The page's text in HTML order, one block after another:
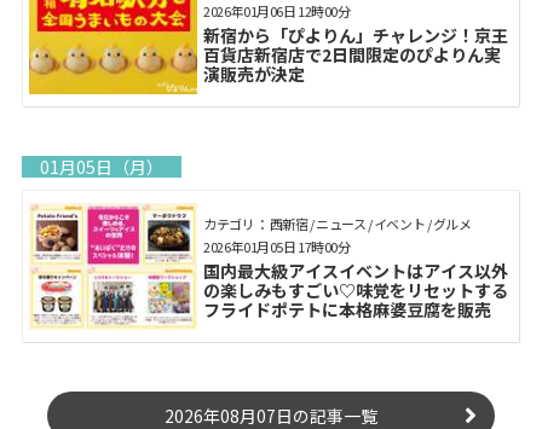
新宿から「ぴよりん」チャレンジ！京王
百貨店新宿店で2日間限定のぴよりん実
演販売が決定
2026年01月06日 12時00分
01月05日（月）
カテゴリ： 西新宿 / ニュース / イベント / グルメ
国内最大級アイスイベントはアイス以外
の楽しみもすごい♡味覚をリセットする
フライドポテトに本格麻婆豆腐を販売
2026年01月05日 17時00分
2026年08月07日の記事一覧